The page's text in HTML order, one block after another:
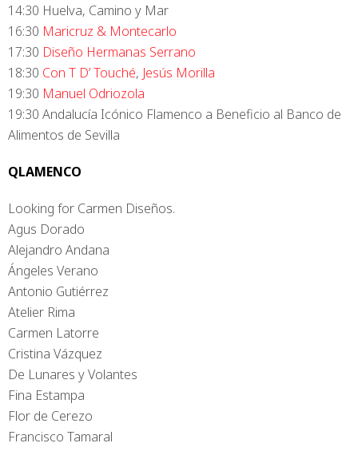
14:30 Huelva, Camino y Mar
16:30 Maricruz & Montecarlo
17:30 Diseño Hermanas Serrano
18:30 Con T D’ Touché, Jesús Morilla
19:30 Manuel Odriozola
19:30 Andalucía Icónico Flamenco a Beneficio al Banco de
Alimentos de Sevilla
QLAMENCO
Looking for Carmen Diseños.
Agus Dorado
Alejandro Andana
Ángeles Verano
Antonio Gutiérrez
Atelier Rima
Carmen Latorre
Cristina Vázquez
De Lunares y Volantes
Fina Estampa
Flor de Cerezo
Francisco Tamaral